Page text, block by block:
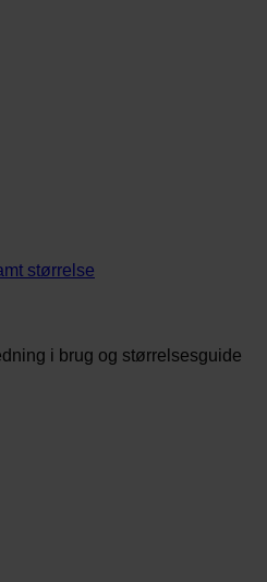
i brug og størrelsesguide